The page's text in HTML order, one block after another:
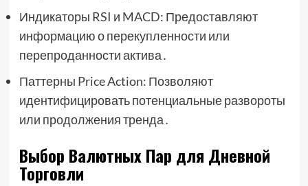
Индикаторы RSI и MACD: Предоставляют
информацию о перекупленности или
перепроданности актива․
Паттерны Price Action: Позволяют
идентифицировать потенциальные развороты
или продолжения тренда․
Выбор Валютных Пар для Дневной
Торговли